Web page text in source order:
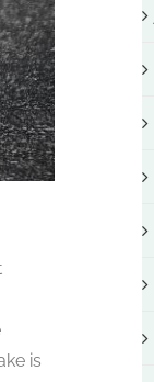
is